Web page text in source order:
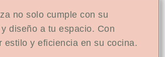
no solo cumple con su
diseño a tu espacio. Con
estilo y eficiencia en su cocina.